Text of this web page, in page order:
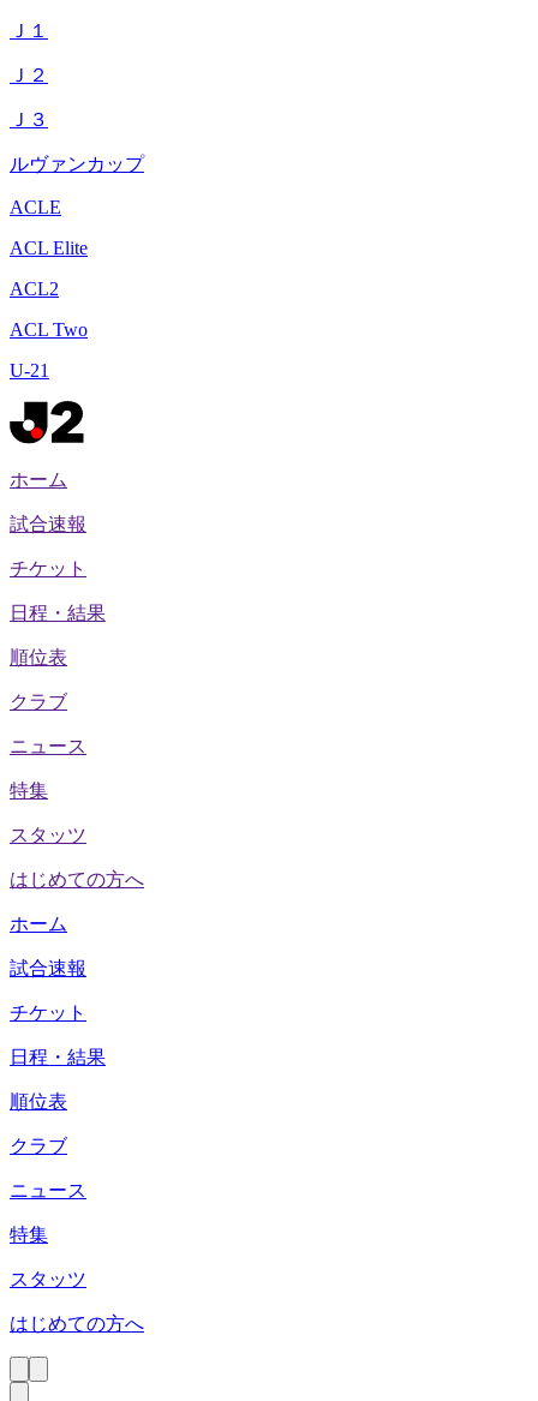
Ｊ１
Ｊ２
Ｊ３
ルヴァンカップ
ACLE
ACL Elite
ACL2
ACL Two
U-21
ホーム
試合速報
チケット
日程・結果
順位表
クラブ
ニュース
特集
スタッツ
はじめての方へ
ホーム
試合速報
チケット
日程・結果
順位表
クラブ
ニュース
特集
スタッツ
はじめての方へ